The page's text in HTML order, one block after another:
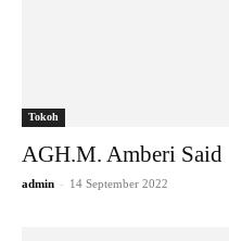
Tokoh
AGH.M. Amberi Said
admin - 14 September 2022